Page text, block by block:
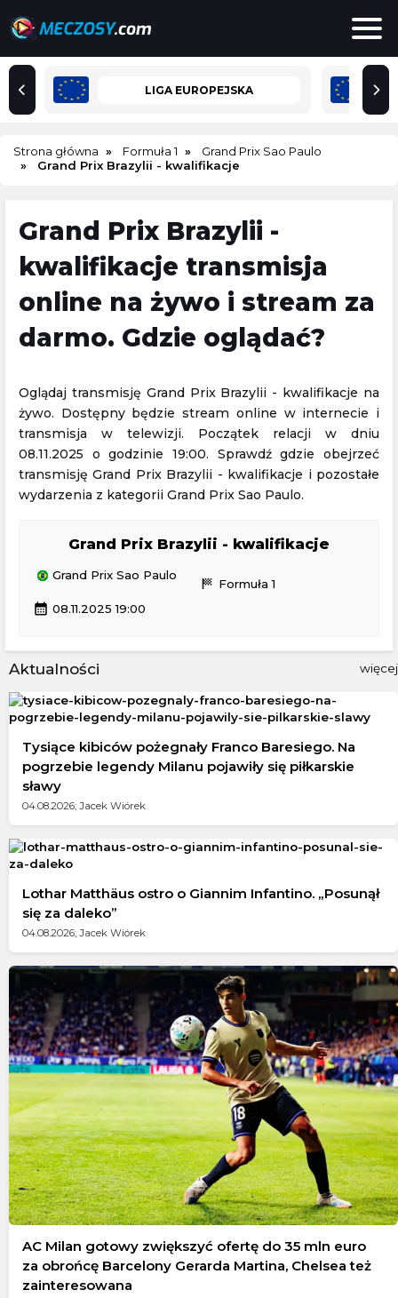
LIGA EUROPEJSKA
Strona główna Formuła 1
Grand Prix Sao Paulo
Grand Prix Brazylii - kwalifikacje
Grand Prix Brazylii -
kwalifikacje transmisja
online na żywo i stream za
darmo. Gdzie oglądać?
Oglądaj transmisję Grand Prix Brazylii - kwalifikacje na
żywo. Dostępny będzie stream online w internecie i
transmisja w telewizji. Początek relacji w dniu
08.11.2025 o godzinie 19:00. Sprawdź gdzie obejrzeć
transmisję Grand Prix Brazylii - kwalifikacje i pozostałe
wydarzenia z kategorii Grand Prix Sao Paulo.
Grand Prix Brazylii - kwalifikacje
Grand Prix Sao Paulo
sports_score Formuła 1
calendar_month 08.11.2025 19:00
Aktualności więcej
Tysiące kibiców pożegnały Franco Baresiego. Na
pogrzebie legendy Milanu pojawiły się piłkarskie
sławy
04.08.2026; Jacek Wiórek
Lothar Matthäus ostro o Giannim Infantino. „Posunął
się za daleko”
04.08.2026; Jacek Wiórek
AC Milan gotowy zwiększyć ofertę do 35 mln euro
za obrońcę Barcelony Gerarda Martina, Chelsea też
zainteresowana